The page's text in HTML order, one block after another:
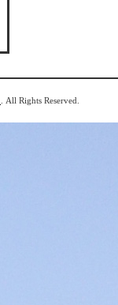
. All Rights Reserved.